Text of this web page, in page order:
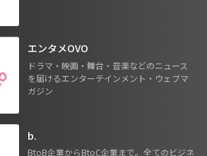
エンタメOVO
ドラマ・映画・舞台・音楽などのニュース
を届けるエンターテインメント・ウェブマ
ガジン
b.
BtoB企業からBtoC企業まで。全てのビジネ